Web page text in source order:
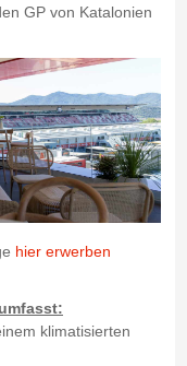
GP von Katalonien
hier erwerben
klimatisierten